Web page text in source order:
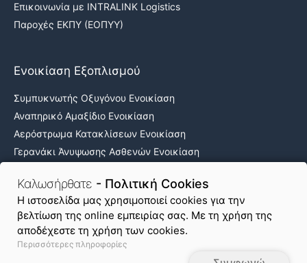
Καλωσήρθατε - Πολιτική Cookies
H ιστοσελίδα μας χρησιμοποιεί cookies για την
βελτίωση της online εμπειρίας σας. Με τη χρήση της
αποδέχεστε τη χρήση των cookies.
Περισσότερες πληροφορίες
Επικοινωνία με INTRALINK Logistics
Παροχές ΕΚΠΥ (ΕΟΠΥΥ)
Ενοικίαση Εξοπλισμού
Συμπυκνωτής Οξυγόνου Ενοικίαση
Αναπηρικό Αμαξίδιο Ενοικίαση
Αερόστρωμα Κατακλίσεων Ενοικίαση
Γερανάκι Άνυψωσης Ασθενών Ενοικίαση
Όροι Χρήσης & Απόρρητο
Πολιτική Cookies
Χάρτης Ιστοτόπου